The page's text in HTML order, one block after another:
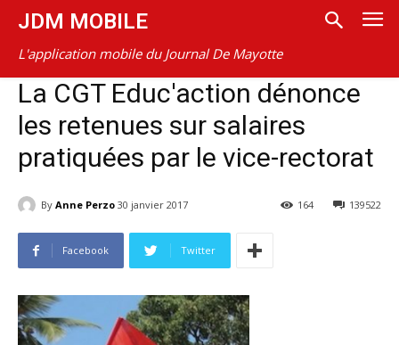
JDM MOBILE
L'application mobile du Journal De Mayotte
La CGT Educ'action dénonce
les retenues sur salaires
pratiquées par le vice-rectorat
By Anne Perzo 30 janvier 2017 139522
164
Facebook Twitter